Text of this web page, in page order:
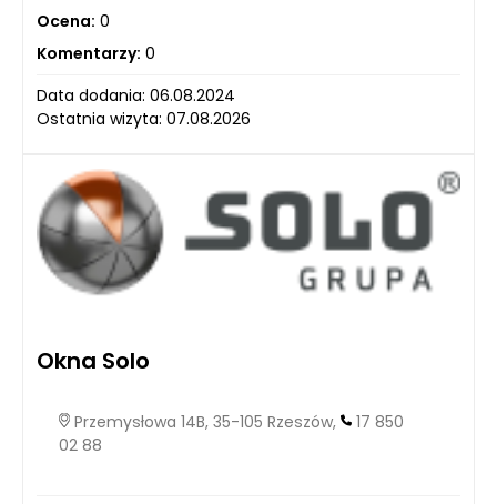
Ocena: 0
Komentarzy: 0
Data dodania: 06.08.2024
Ostatnia wizyta: 07.08.2026
Okna Solo
Przemysłowa 14B, 35-105 Rzeszów,
17 850
02 88